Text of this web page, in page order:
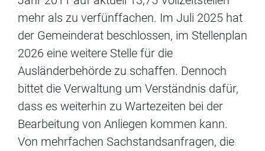
mehr als zu verfünffachen. Im Juli 2025 hat
der Gemeinderat beschlossen, im Stellenplan
2026 eine weitere Stelle für die
Ausländerbehörde zu schaffen. Dennoch
bittet die Verwaltung um Verständnis dafür,
dass es weiterhin zu Wartezeiten bei der
Bearbeitung von Anliegen kommen kann.
Von mehrfachen Sachstandsanfragen, die